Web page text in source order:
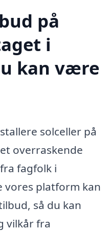
på
i
kan være
solceller på
overraskende
fagfolk i
vores platform kan
så du kan
vilkår fra